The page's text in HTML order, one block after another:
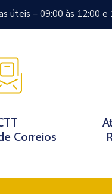
úteis – 09:00 às 12:00 e
Instituição
Correios